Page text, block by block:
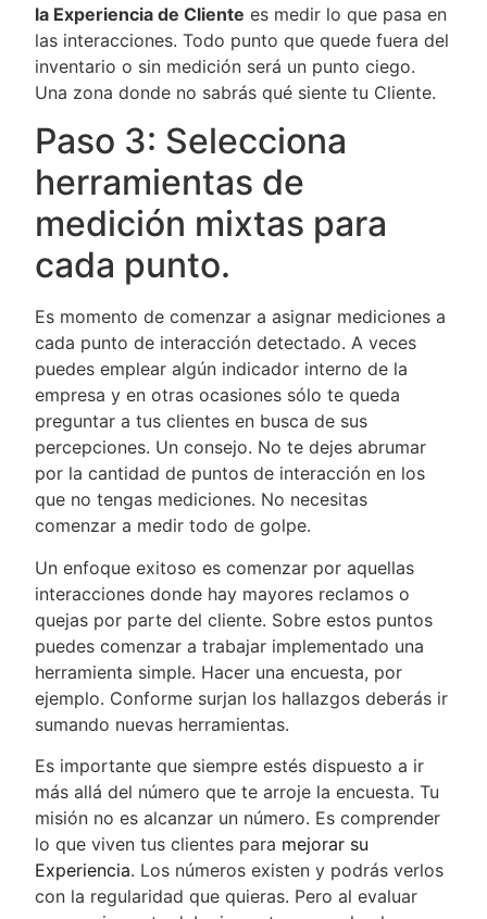
la Experiencia de Cliente es medir lo que pasa en
las interacciones. Todo punto que quede fuera del
inventario o sin medición será un punto ciego.
Una zona donde no sabrás qué siente tu Cliente.
Paso 3: Selecciona
herramientas de
medición mixtas para
cada punto.
Es momento de comenzar a asignar mediciones a
cada punto de interacción detectado. A veces
puedes emplear algún indicador interno de la
empresa y en otras ocasiones sólo te queda
preguntar a tus clientes en busca de sus
percepciones. Un consejo. No te dejes abrumar
por la cantidad de puntos de interacción en los
que no tengas mediciones. No necesitas
comenzar a medir todo de golpe.
Un enfoque exitoso es comenzar por aquellas
interacciones donde hay mayores reclamos o
quejas por parte del cliente. Sobre estos puntos
puedes comenzar a trabajar implementado una
herramienta simple. Hacer una encuesta, por
ejemplo. Conforme surjan los hallazgos deberás ir
sumando nuevas herramientas.
Es importante que siempre estés dispuesto a ir
más allá del número que te arroje la encuesta. Tu
misión no es alcanzar un número. Es comprender
lo que viven tus clientes para mejorar su
Experiencia. Los números existen y podrás verlos
con la regularidad que quieras. Pero al evaluar